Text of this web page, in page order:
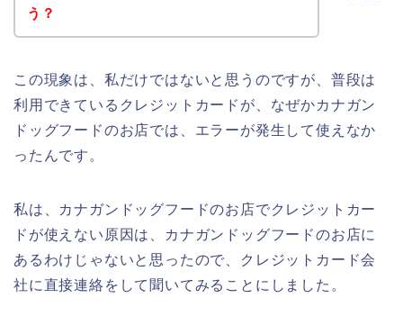
う？
この現象は、私だけではないと思うのですが、普段は
利用できているクレジットカードが、なぜかカナガン
ドッグフードのお店では、エラーが発生して使えなか
ったんです。
私は、カナガンドッグフードのお店でクレジットカー
ドが使えない原因は、カナガンドッグフードのお店に
あるわけじゃないと思ったので、クレジットカード会
社に直接連絡をして聞いてみることにしました。